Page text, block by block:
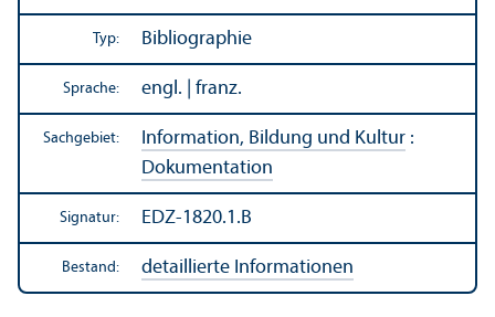
Typ: Bibliographie
Sprache: engl. | franz.
Sachgebiet: Information, Bildung und Kultur :
Dokumentation
Signatur: EDZ-1820.1.B
Bestand: detaillierte Informationen